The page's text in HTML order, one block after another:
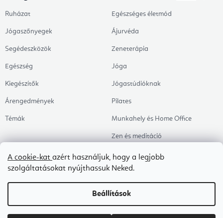
A cookie-kat azért használjuk, hogy a legjobb
szolgáltatásokat nyújthassuk Neked.
Beállítások
Ruházat
Jógaszőnyegek
Segédeszközök
Egészség
Kiegészítők
Árengedmények
Témák
Egészséges életmód
Ájurvéda
Zeneterápia
Jóga
Jógastúdióknak
Pilates
Munkahely és Home Office
Zen és meditáció
Aromaterápia
Egészséges alvás
Kedvenceink
Copyright 2026Flexity. Minden jog fenntartva.Süti beállítások szerkesztése